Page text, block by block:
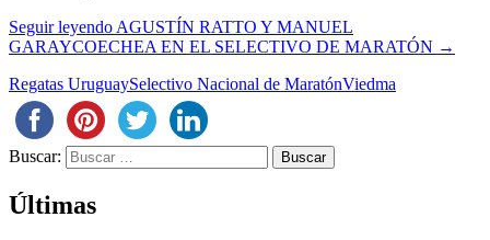
Seguir leyendo AGUSTÍN RATTO Y MANUEL
GARAYCOECHEA EN EL SELECTIVO DE MARATÓN →
Regatas UruguaySelectivo Nacional de MaratónViedma
Buscar:
Últimas